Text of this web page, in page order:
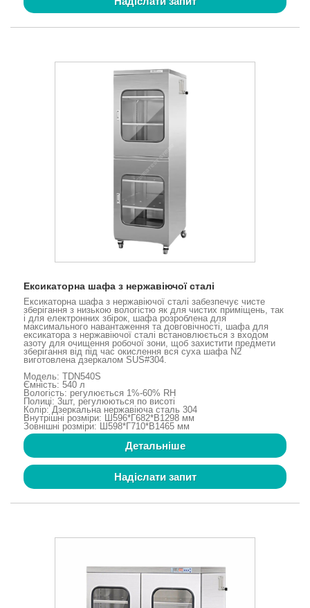
Ексикаторна шафа з нержавіючої сталі
Ексикаторна шафа з нержавіючої сталі забезпечує чисте
зберігання з низькою вологістю як для чистих приміщень, так
і для електронних збірок, шафа розроблена для
максимального навантаження та довговічності, шафа для
ексикатора з нержавіючої сталі встановлюється з входом
азоту для очищення робочої зони, щоб захистити предмети
зберігання від під час окислення вся суха шафа N2
виготовлена ​​дзеркалом SUS#304.
Модель: TDN540S
Ємність: 540 л
Вологість: регулюється 1%-60% RH
Полиці: 3шт, регулюються по висоті
Колір: Дзеркальна нержавіюча сталь 304
Внутрішні розміри: Ш596*Г682*В1298 мм
Зовнішні розміри: Ш598*Г710*В1465 мм
Детальніше
Надіслати запит